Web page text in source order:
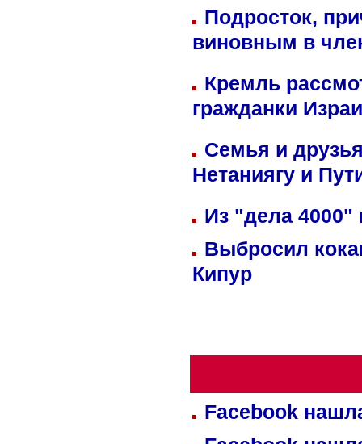
Подросток,
виновным в
Кремль
гражданки
Семья и
Нетаниягу и
Из "дела 4000"
Выбросил
Кипур
Facebook